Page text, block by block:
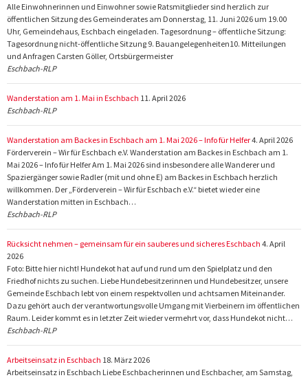
Alle Einwohnerinnen und Einwohner sowie Ratsmitglieder sind herzlich zur
öffentlichen Sitzung des Gemeinderates am Donnerstag, 11. Juni 2026 um 19.00
Uhr, Gemeindehaus, Eschbach eingeladen. Tagesordnung – öffentliche Sitzung:
Tagesordnung nicht-öffentliche Sitzung 9. Bauangelegenheiten10. Mitteilungen
und Anfragen Carsten Göller, Ortsbürgermeister
Eschbach-RLP
Wanderstation am 1. Mai in Eschbach 11. April 2026
Eschbach-RLP
Wanderstation am Backes in Eschbach am 1. Mai 2026 – Info für Helfer4. April 2026
Förderverein – Wir für Eschbach e.V. Wanderstation am Backes in Eschbach am 1.
Mai 2026 – Info für Helfer Am 1. Mai 2026 sind insbesondere alle Wanderer und
Spaziergänger sowie Radler (mit und ohne E) am Backes in Eschbach herzlich
willkommen. Der „Förderverein – Wir für Eschbach e.V.“ bietet wieder eine
Wanderstation mitten in Eschbach…
Eschbach-RLP
Rücksicht nehmen – gemeinsam für ein sauberes und sicheres Eschbach 4. April
2026
Foto: Bitte hier nicht! Hundekot hat auf und rund um den Spielplatz und den
Friedhof nichts zu suchen. Liebe Hundebesitzerinnen und Hundebesitzer, unsere
Gemeinde Eschbach lebt von einem respektvollen und achtsamen Miteinander.
Dazu gehört auch der verantwortungsvolle Umgang mit Vierbeinern im öffentlichen
Raum. Leider kommt es in letzter Zeit wieder vermehrt vor, dass Hundekot nicht…
Eschbach-RLP
Arbeitseinsatz in Eschbach 18. März 2026
Arbeitseinsatz in Eschbach Liebe Eschbacherinnen und Eschbacher, am Samstag,